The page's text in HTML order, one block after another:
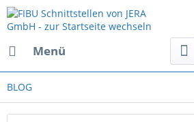
Menü
BLOG